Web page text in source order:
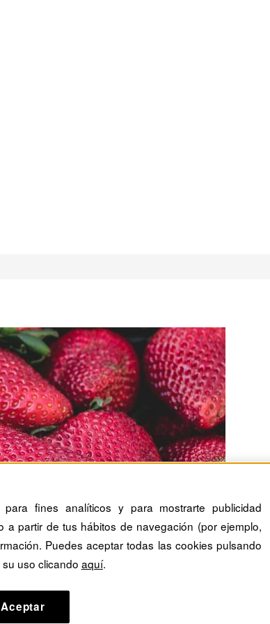
fines analíticos y para mostrarte publicidad
partir de tus hábitos de navegación (por ejemplo,
Puedes aceptar todas las cookies pulsando
uso clicando aquí.
Aceptar